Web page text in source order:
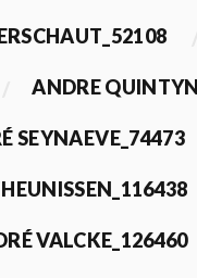
ANDRE
SEYNAEVE_74473
VALCKE_126460